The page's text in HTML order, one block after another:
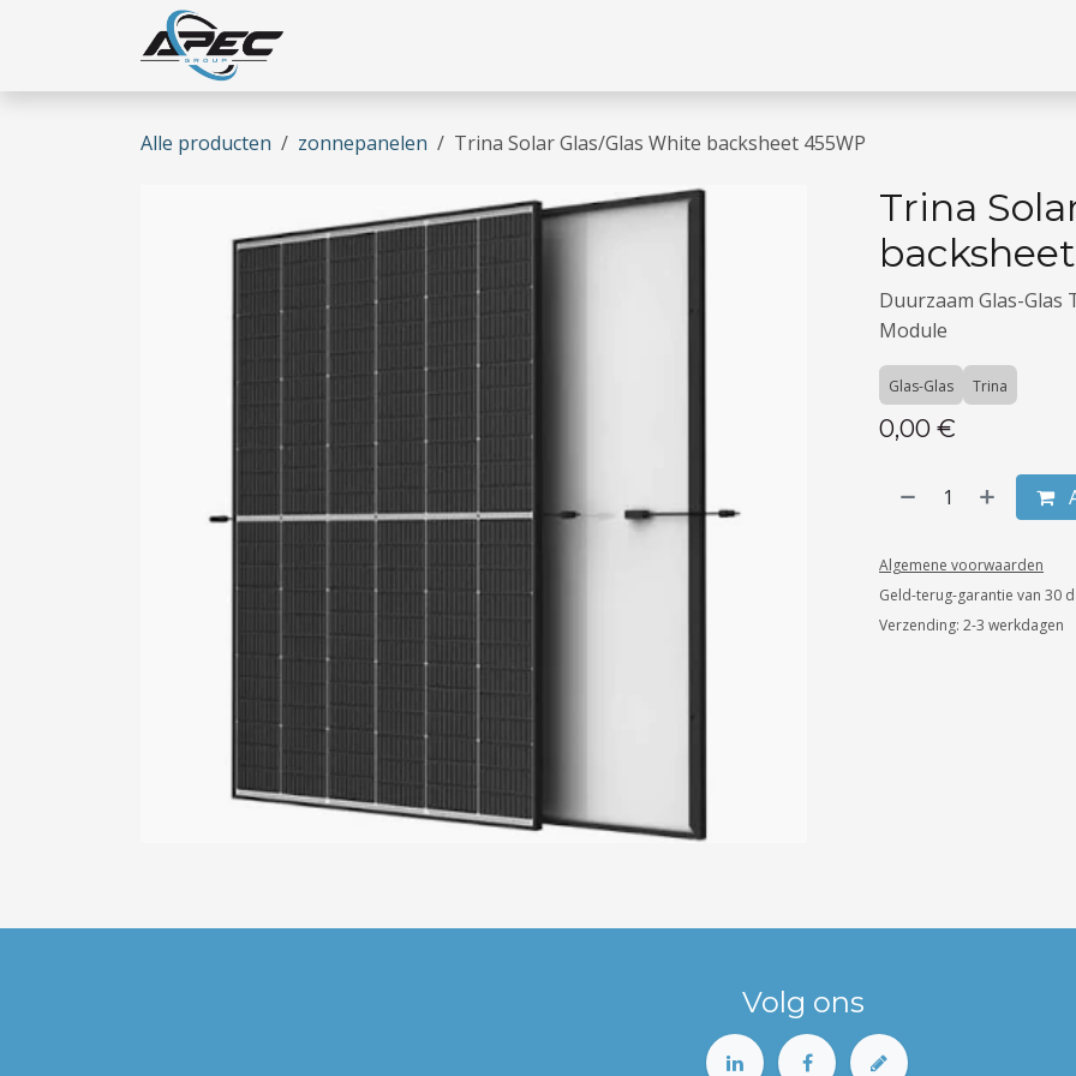
Overslaan naar inhoud
Alle producten zonnepanelen Trina Solar Glas/Glas White backsheet 455WP
Trina
Duurzaam Glas-Glas
Module
Glas-Glas Trina
0,00 €
Algemene voorwaarden
Geld-terug-garantie van 30
Verzending: 2-3 werkdagen
Volg ons